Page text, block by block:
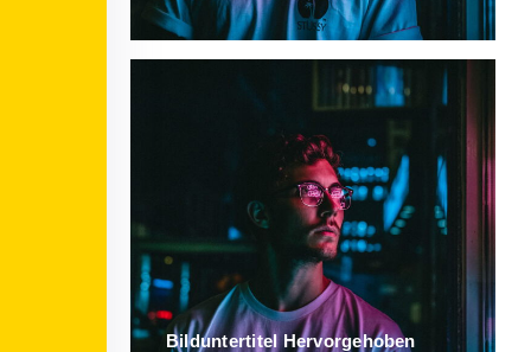
Bild­unter­titel Hervorgehoben